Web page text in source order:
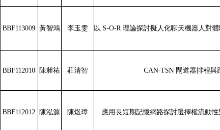
BBF113009 黃智鴻 李玉雯 以 S-O-R 理論探討擬人化聊天機器人對
BBF112010 陳昶祐 莊清智 CAN-TSN 閘道器排程與
BBF112012 陳泓源 陳煜璋 應用長短期記憶網路探討選擇權流動